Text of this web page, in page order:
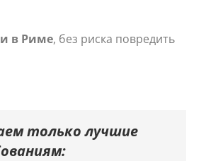
в Риме, без риска повредить
только лучшие